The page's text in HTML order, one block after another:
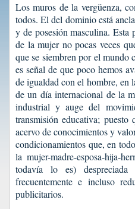
Los muros de la vergüenza,
todos. El del dominio está
y de posesión masculina.
de la mujer no pocas veces
que se siembren por el mundo
es señal de que poco hemos
de igualdad con el hombre, en
de un día internacional de la
industrial y auge del
transmisión educativa;
acervo de conocimientos y
condicionamientos que, en
la mujer-madre-esposa-hija-
todavía lo es)
frecuentemente e incluso
publicitarios.